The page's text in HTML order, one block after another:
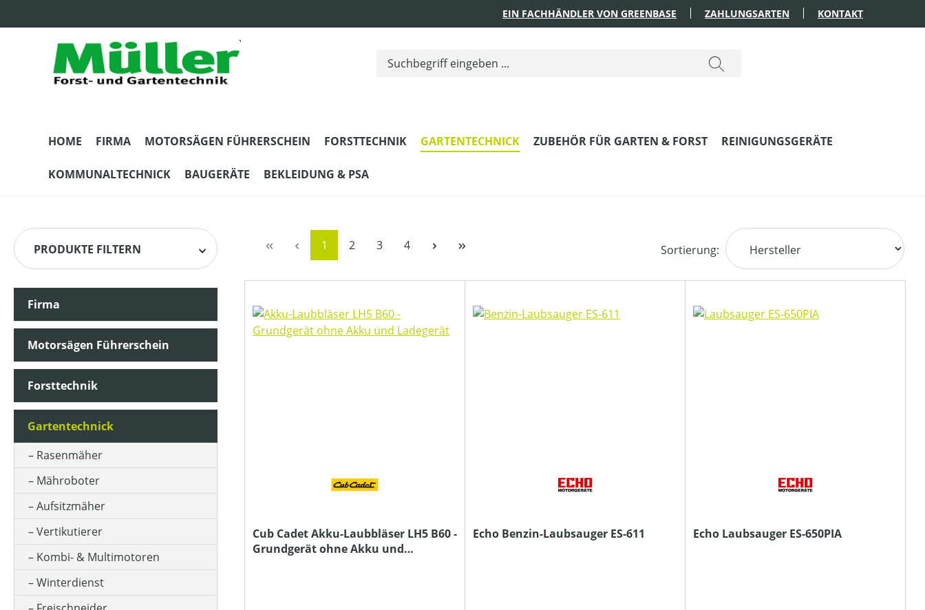
EIN FACHHÄNDLER VON GREENBASE ZAHLUNGSARTEN KONTAKT
HOME FIRMA MOTORSÄGEN FÜHRERSCHEIN FORSTTECHNIK GARTENTECHNICK ZUBEHÖR FÜR GARTEN & FORST REINIGUNGSGERÄTE
KOMMUNALTECHNICK BAUGERÄTE BEKLEIDUNG & PSA
PRODUKTE FILTERN
HERSTELLER
AKKUKAPAZITÄT (IN AH)
ARBEITSZEIT (IN MIN)
BETRIEBSART
FAHRANTRIEBSART
FANGSACKVOLUMEN MAX (IN L)
FARBE (GERÄT)
Firma
Motorsägen Führerschein
Forsttechnik
Gartentechnick
Rasenmäher
Mähroboter
Aufsitzmäher
Vertikutierer
Kombi- & Multimotoren
Winterdienst
Seite
1 Seite
2 Seite
3 Seite
4 Sortierung:
Cub Cadet Akku-Laubbläser LH5 B60 -
Grundgerät ohne Akku und
Echo Benzin-Laubsauger ES-611 Echo Laubsauger ES-650PIA